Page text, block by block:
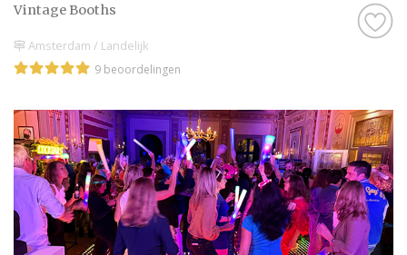
Vintage Booths
Amsterdam / Landelijk
9 beoordelingen